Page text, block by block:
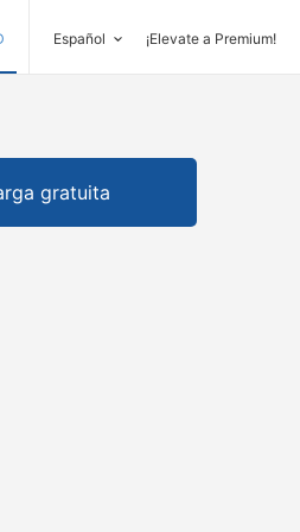
Español ¡Elevate a Premium!
gratuita